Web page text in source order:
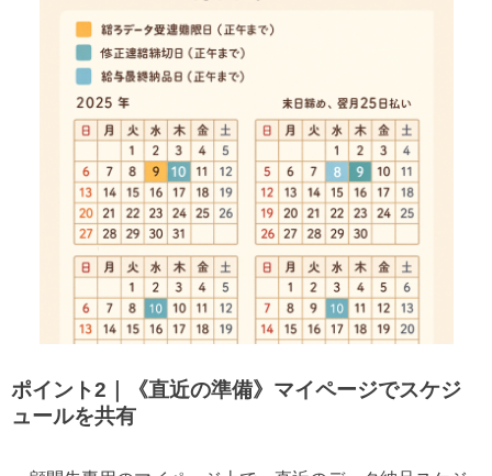
ポイント2｜《直近の準備》マイページでスケジ
ュールを共有